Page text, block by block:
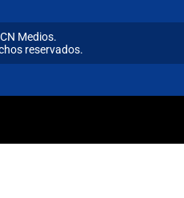
Medios.
reservados.